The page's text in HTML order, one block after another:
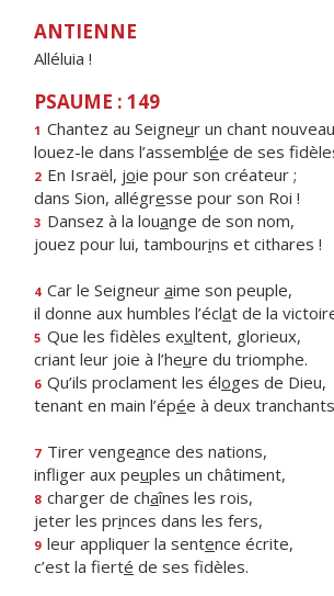
ANTIENNE
Alléluia !
PSAUME : 149
1 Chantez au Seigneur un chant
louez-le dans l’assemblée de ses
2 En Israël, joie pour son créateur ;
dans Sion, allégresse pour son Roi !
3 Dansez à la louange de son nom,
jouez pour lui, tambourins et cithares !
4 Car le Seigneur aime son peuple,
il donne aux humbles l’éclat de la
5 Que les fidèles exultent, glorieux,
criant leur joie à l’heure du triomphe.
6 Qu’ils proclament les éloges de Dieu,
tenant en main l’épée à deux
7 Tirer vengeance des nations,
infliger aux peuples un châtiment,
8 charger de chaînes les rois,
jeter les princes dans les fers,
9 leur appliquer la sentence écrite,
c’est la fierté de ses fidèles.